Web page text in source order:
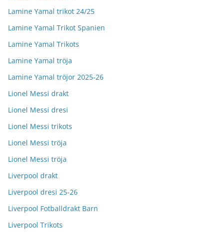
Lamine Yamal trikot 24/25
Lamine Yamal Trikot Spanien
Lamine Yamal Trikots
Lamine Yamal tröja
Lamine Yamal tröjor 2025-26
Lionel Messi drakt
Lionel Messi dresi
Lionel Messi trikots
Lionel Messi tröja
Lionel Messi tröja
Liverpool drakt
Liverpool dresi 25-26
Liverpool Fotballdrakt Barn
Liverpool Trikots